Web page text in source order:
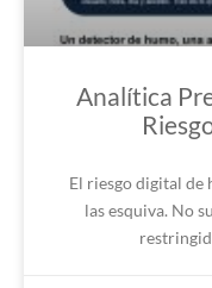
Analítica
El riesgo digital de
las esquiva. No